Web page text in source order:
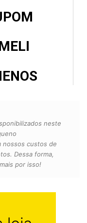
neste
nossos custos de
Dessa forma,
por isso!